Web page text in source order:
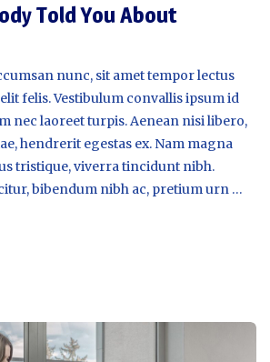
Told You About
nunc, sit amet tempor lectus
felis. Vestibulum convallis ipsum id
nec laoreet turpis. Aenean nisi libero,
hendrerit egestas ex. Nam magna
tristique, viverra tincidunt nibh.
bibendum nibh ac, pretium urn …